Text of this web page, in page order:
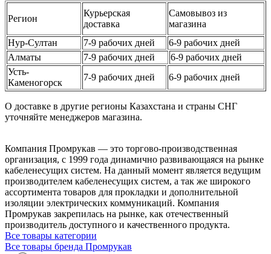
Регион
Курьерская
доставка
Самовывоз из
магазина
Нур-Султан
7-9 рабочих дней
6-9 рабочих дней
Алматы
7-9 рабочих дней
6-9 рабочих дней
Усть-
Каменогорск
7-9 рабочих дней 6-9 рабочих дней
О доставке в другие регионы Казахстана и страны СНГ
уточняйте менеджеров магазина.
Компания Промрукав — это торгово-производственная
организация, с 1999 года динамично развивающаяся на рынке
кабеленесущих систем. На данный момент является ведущим
производителем кабеленесущих систем, а так же широкого
ассортимента товаров для прокладки и дополнительной
изоляции электрических коммуникаций. Компания
Промрукав закрепилась на рынке, как отечественный
производитель доступного и качественного продукта.
Все товары категории
Все товары бренда Промрукав